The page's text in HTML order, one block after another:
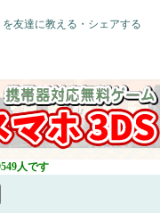
友達に教える・シェアする
人です